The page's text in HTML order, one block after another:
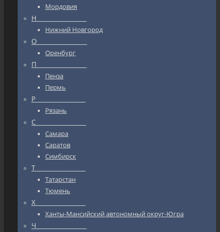
Мордовия
Н_________________
Нижний Новгород
О_________________
Оренбург
П_________________
Пенза
Пермь
Р_________________
Рязань
С_________________
Самара
Саратов
Симбирск
Т_________________
Татарстан
Тюмень
Х_________________
Ханты-Мансийский автономный округ-Югра
Ч_________________